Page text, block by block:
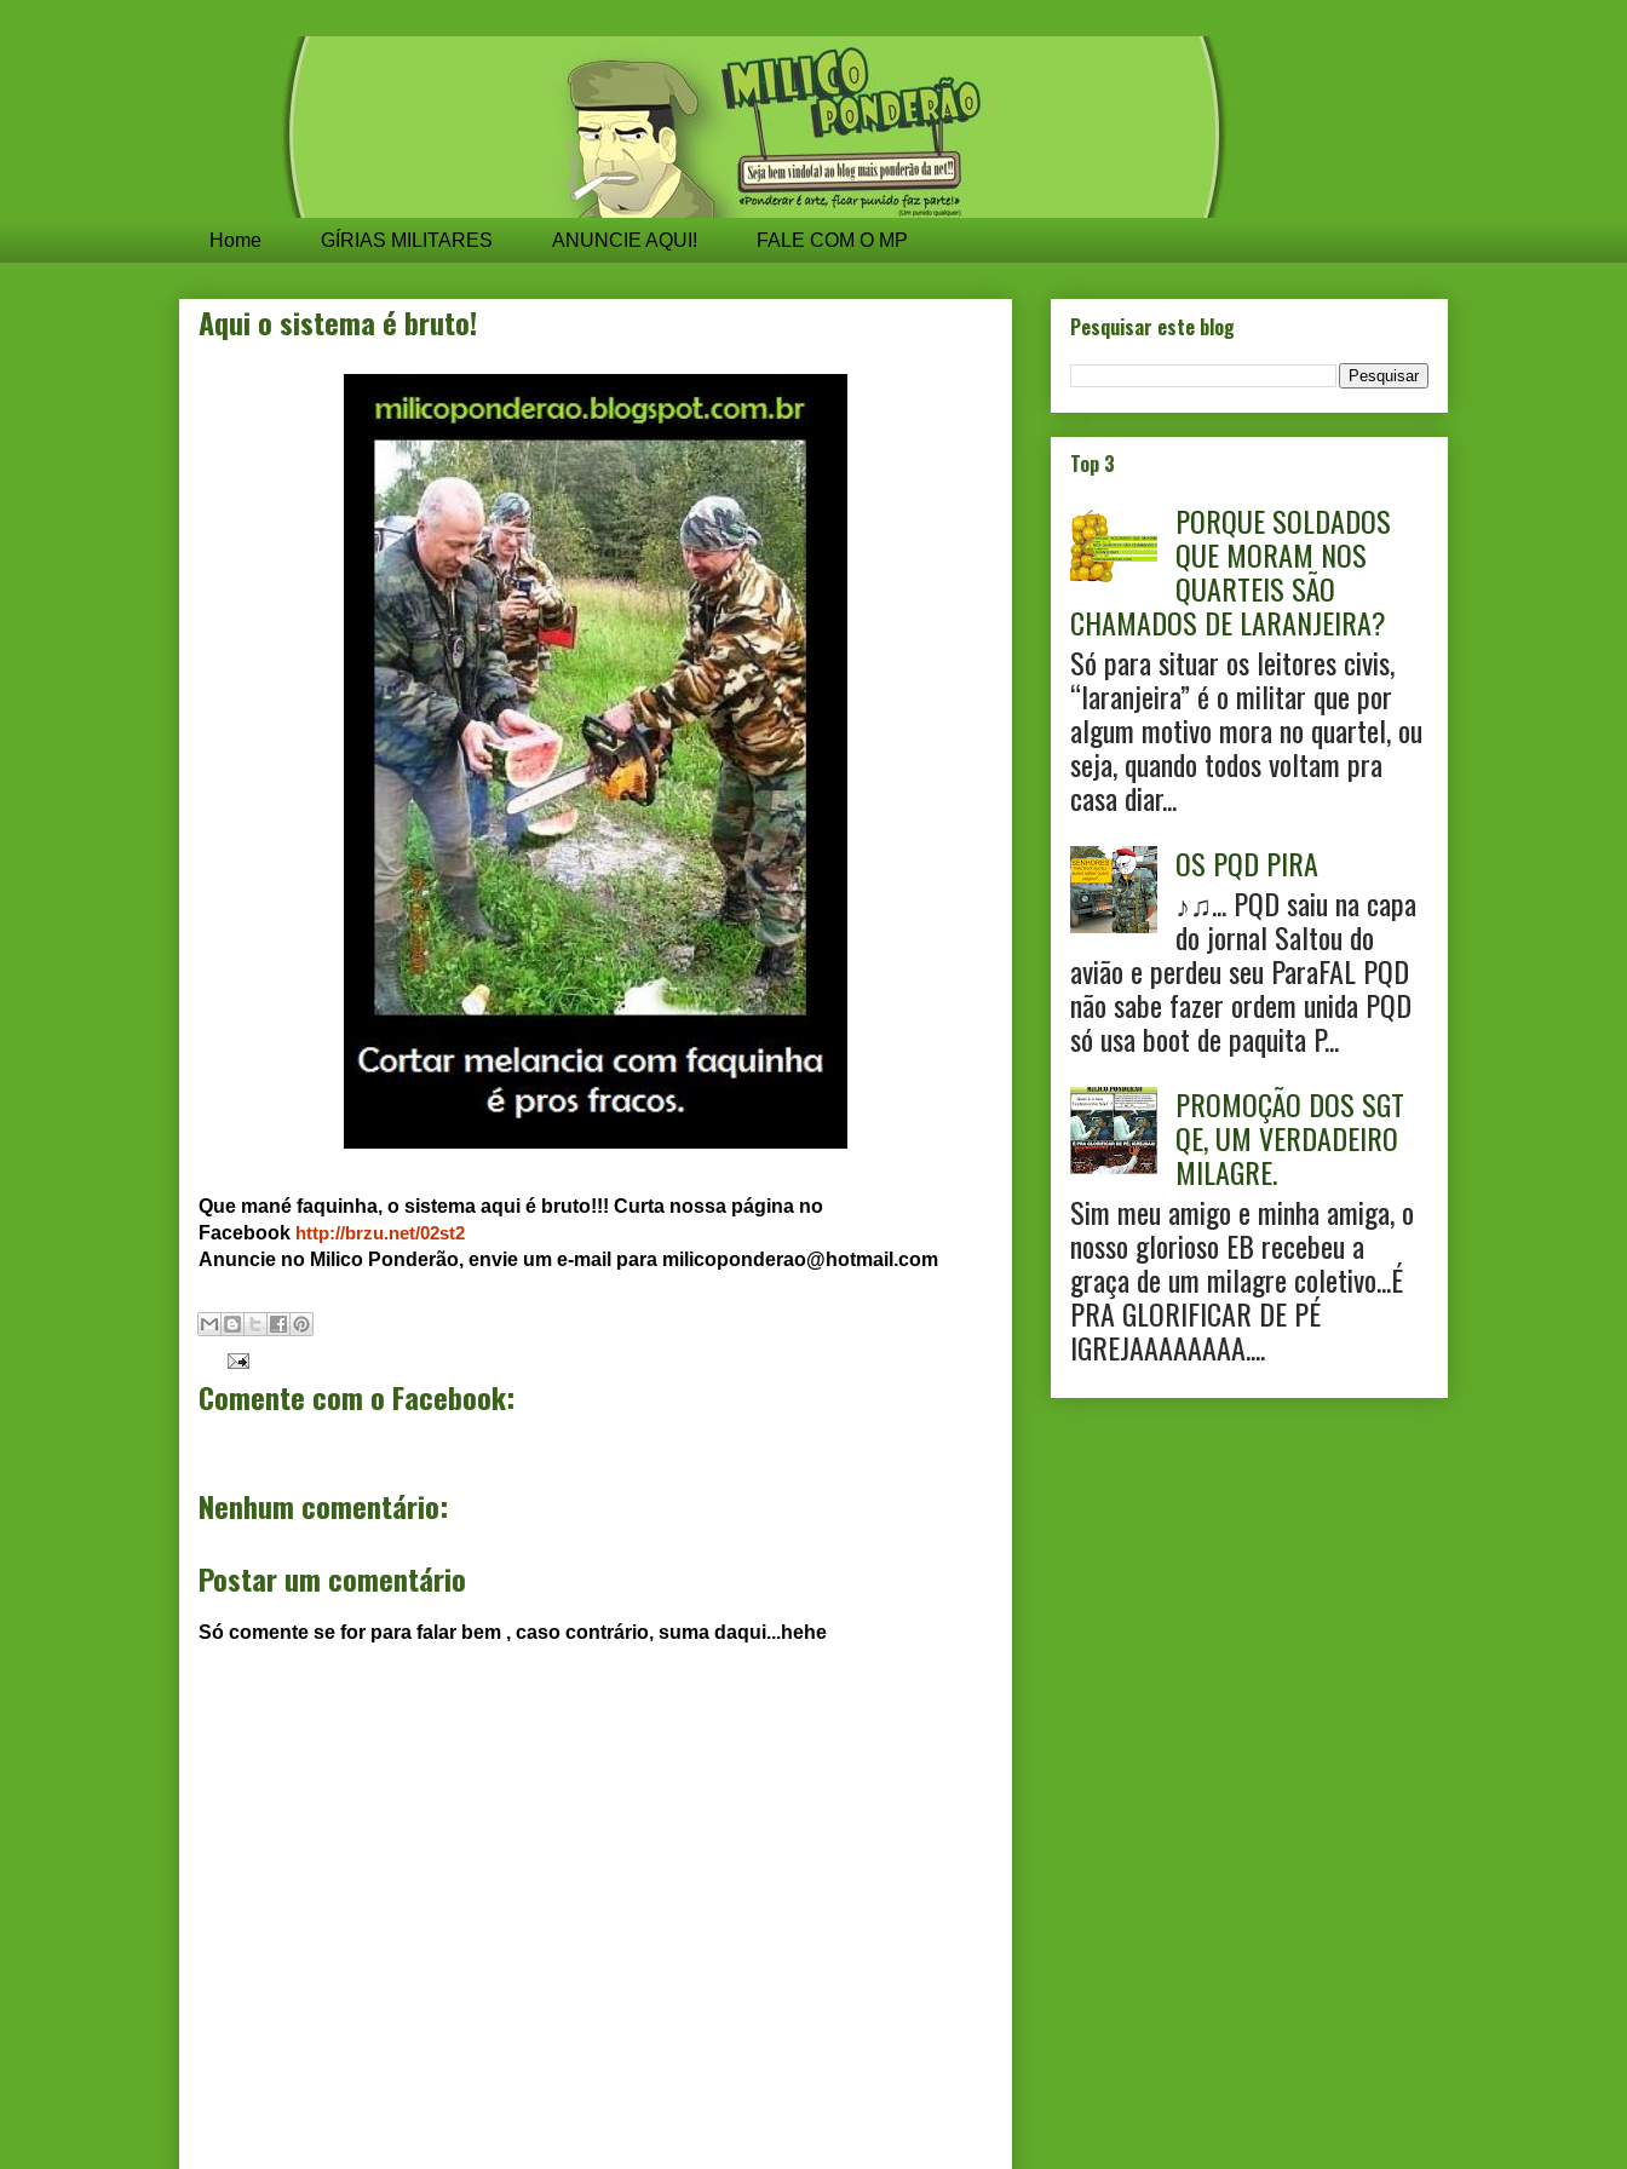
Home GÍRIAS MILITARES ANUNCIE AQUI! FALE COM O MP
Aqui o sistema é bruto!
Que mané faquinha, o sistema aqui é bruto!!! Curta nossa página no
Facebook http://brzu.net/02st2
Anuncie no Milico Ponderão, envie um e-mail para milicoponderao@hotmail.com
Comente com o Facebook:
Nenhum comentário:
Postar um comentário
Só comente se for para falar bem , caso contrário, suma daqui...hehe
Pesquisar este blog
Top 3
PORQUE SOLDADOS
QUE MORAM NOS
QUARTEIS SÃO
CHAMADOS DE LARANJEIRA?
Só para situar os leitores civis,
“laranjeira” é o militar que por
algum motivo mora no quartel, ou
seja, quando todos voltam pra
casa diar...
OS PQD PIRA
♪♫... PQD saiu na capa
do jornal Saltou do
avião e perdeu seu ParaFAL PQD
não sabe fazer ordem unida PQD
só usa boot de paquita P...
PROMOÇÃO DOS SGT
QE, UM VERDADEIRO
MILAGRE.
Sim meu amigo e minha amiga, o
nosso glorioso EB recebeu a
graça de um milagre coletivo...É
PRA GLORIFICAR DE PÉ
IGREJAAAAAAAA....